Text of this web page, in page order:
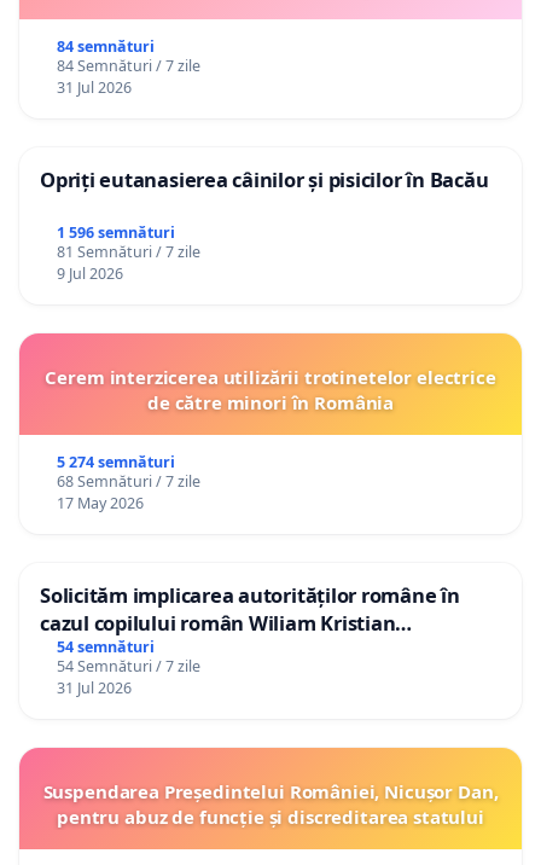
84 semnături
84 Semnături / 7 zile
31 Jul 2026
Opriți eutanasierea câinilor și pisicilor în Bacău
1 596 semnături
81 Semnături / 7 zile
9 Jul 2026
Cerem interzicerea utilizării trotinetelor electrice
de către minori în România
5 274 semnături
68 Semnături / 7 zile
17 May 2026
Solicităm implicarea autorităților române în
cazul copilului român Wiliam Kristian
Gheorghe, aflat în plasament în Danemarca de
12 ani
54 semnături
54 Semnături / 7 zile
31 Jul 2026
Suspendarea Președintelui României, Nicușor Dan,
pentru abuz de funcție și discreditarea statului